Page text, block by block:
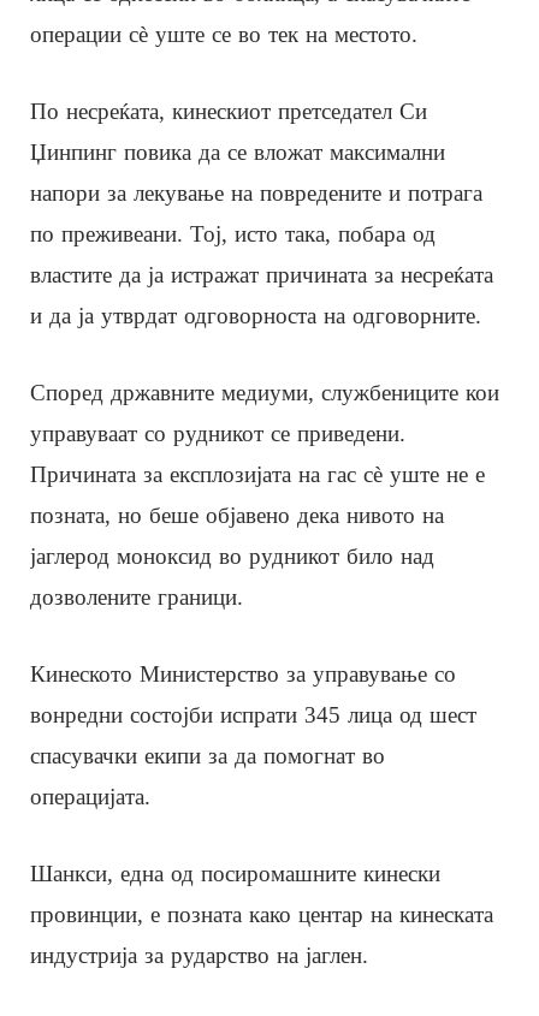
операции сè уште се во тек на местото.
По несреќата, кинескиот претседател Си
Џинпинг повика да се вложат максимални
напори за лекување на повредените и потрага
по преживеани. Тој, исто така, побара од
властите да ја истражат причината за несреќата
и да ја утврдат одговорноста на одговорните.
Според државните медиуми, службениците кои
управуваат со рудникот се приведени.
Причината за експлозијата на гас сè уште не е
позната, но беше објавено дека нивото на
јаглерод моноксид во рудникот било над
дозволените граници.
Кинеското Министерство за управување со
вонредни состојби испрати 345 лица од шест
спасувачки екипи за да помогнат во
операцијата.
Шанкси, една од посиромашните кинески
провинции, е позната како центар на кинеската
индустрија за рударство на јаглен.